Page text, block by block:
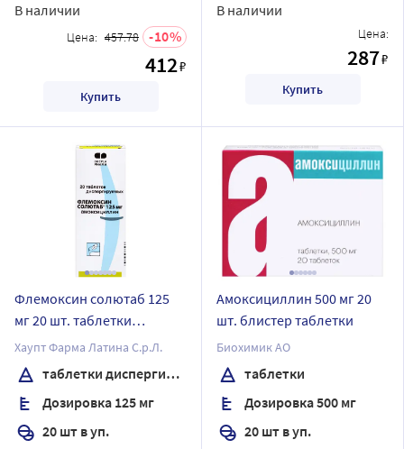
В наличии
Цена: 457.78 10
412₽
Купить
В наличии
Цена:
287₽
Купить
Флемоксин солютаб 125
мг 20 шт. таблетки
диспергируемые
Хаупт Фарма Латина С.р.Л.
таблетки диспергируемые
Дозировка 125 мг
20 шт в уп.
Амоксициллин 500 мг 20
шт. блистер таблетки
Биохимик АО
таблетки
Дозировка 500 мг
20 шт в уп.